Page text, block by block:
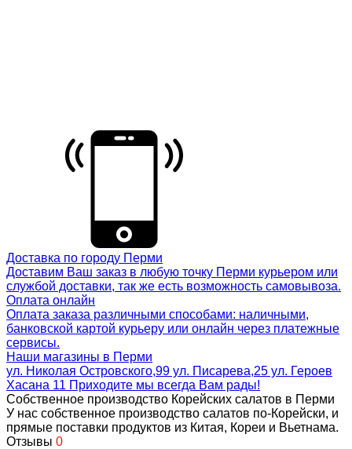
Доставка по городу Перми
Доставим Ваш заказ в любую точку Перми курьером или
службой доставки, так же есть возможность самовывоза.
Оплата онлайн
Оплата заказа различными способами: наличными,
банковской картой курьеру или онлайн через платежные
сервисы.
Наши магазины в Перми
ул. Николая Островского,99 ул. Писарева,25 ул. Героев
Хасана 11 Приходите мы всегда Вам рады!
Собственное производство Корейских салатов в Перми
У нас собственное производство салатов по-Корейски, и
прямые поставки продуктов из Китая, Кореи и Вьетнама.
Отзывы 0